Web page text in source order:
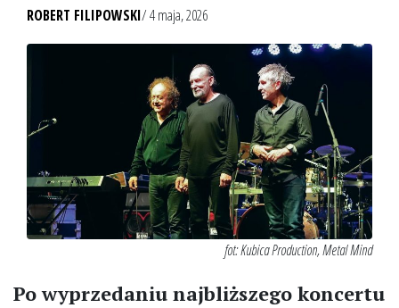
ROBERT FILIPOWSKI/ 4 maja, 2026
fot: Kubica Production, Metal Mind
Po wyprzedaniu najbliższego koncertu